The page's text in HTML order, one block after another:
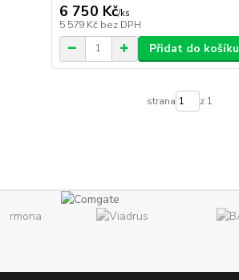
6 750 Kč/ks
5 579 Kč bez DPH
Přidat do košíku
strana z 1